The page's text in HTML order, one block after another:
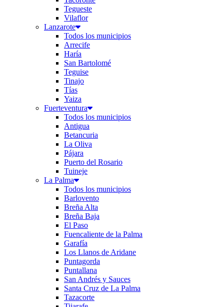
Tegueste
Vilaflor
Lanzarote
Todos los municipios
Arrecife
Haría
San Bartolomé
Teguise
Tinajo
Tías
Yaiza
Fuerteventura
Todos los municipios
Antigua
Betancuria
La Oliva
Pájara
Puerto del Rosario
Tuineje
La Palma
Todos los municipios
Barlovento
Breña Alta
Breña Baja
El Paso
Fuencaliente de la Palma
Garafía
Los Llanos de Aridane
Puntagorda
Puntallana
San Andrés y Sauces
Santa Cruz de La Palma
Tazacorte